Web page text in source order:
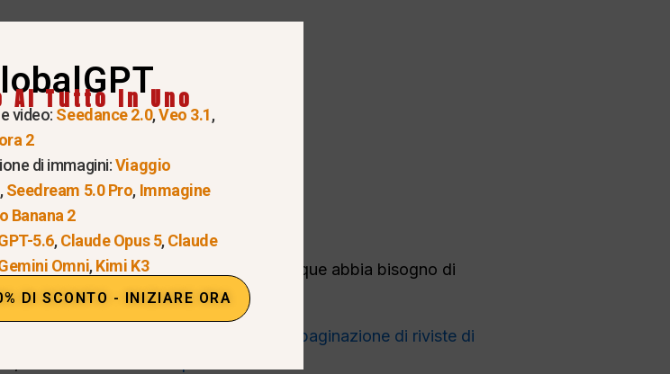
di riferimento
gli errori
fotografi, influencer, designer e chiunque abbia bisogno di
anche
impaginazione di riviste di
AI Tutto In Uno
video: Seedance 2.0,Veo 3.1,
2
di immagini:Viaggio
,Seedream 5.0 Pro, Immagine
Banana 2
5.6,Claude Opus 5,Claude
Omni,Kimi K3
DI SCONTO - INIZIARE ORA